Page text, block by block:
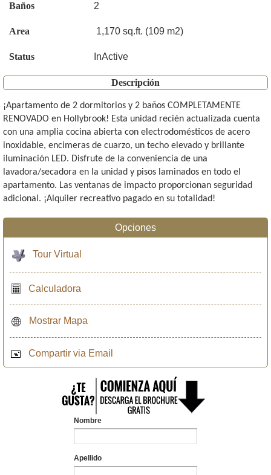
Baños 2
Area 1,170 sq.ft. (109 m2)
Status InActive
Descripción
¡Apartamento de 2 dormitorios y 2 baños COMPLETAMENTE
RENOVADO en Hollybrook! Esta unidad recién actualizada cuenta
con una amplia cocina abierta con electrodomésticos de acero
inoxidable, encimeras de cuarzo, un techo elevado y brillante
iluminación LED. Disfrute de la conveniencia de una
lavadora/secadora en la unidad y pisos laminados en todo el
apartamento. Las ventanas de impacto proporcionan seguridad
adicional. ¡Alquiler recreativo pagado en su totalidad!
Opciones
Tour Virtual
Calculadora
Mostrar Mapa
Compartir via Email
Nombre
Apellido